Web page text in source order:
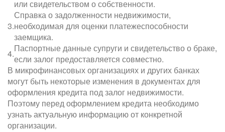
или свидетельством о собственности.
3.
Справка о задолженности недвижимости,
необходимая для оценки платежеспособности
заемщика.
4.Паспортные данные супруги и свидетельство о браке,
если залог предоставляется совместно.
В микрофинансовых организациях и других банках
могут быть некоторые изменения в документах для
оформления кредита под залог недвижимости.
Поэтому перед оформлением кредита необходимо
узнать актуальную информацию от конкретной
организации.